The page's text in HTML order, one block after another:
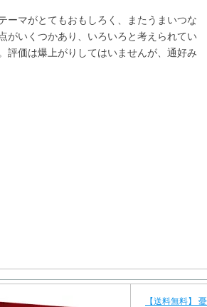
ーマがとてもおもしろく、またうまいつな
がいくつかあり、いろいろと考えられてい
評価は爆上がりしてはいませんが、通好み
【送料無料】